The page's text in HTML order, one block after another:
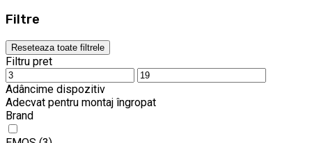
Filtre
Reseteaza toate filtrele
Filtru pret
Adâncime dispozitiv
Adecvat pentru montaj îngropat
Brand